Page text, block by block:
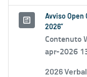
Avviso Open
2026”
Contenuto
apr-2026
2026